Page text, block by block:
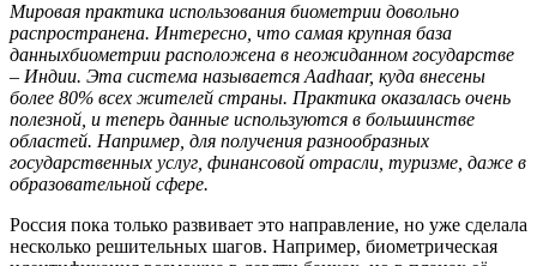
Мировая практика использования биометрии довольно
распространена. Интересно, что самая крупная база
данныхбиометрии расположена в неожиданном государстве
– Индии. Эта система называется Aadhaar, куда внесены
более 80% всех жителей страны. Практика оказалась очень
полезной, и теперь данные используются в большинстве
областей. Например, для получения разнообразных
государственных услуг, финансовой отрасли, туризме, даже в
образовательной сфере.
Россия пока только развивает это направление, но уже сделала
несколько решительных шагов. Например, биометрическая